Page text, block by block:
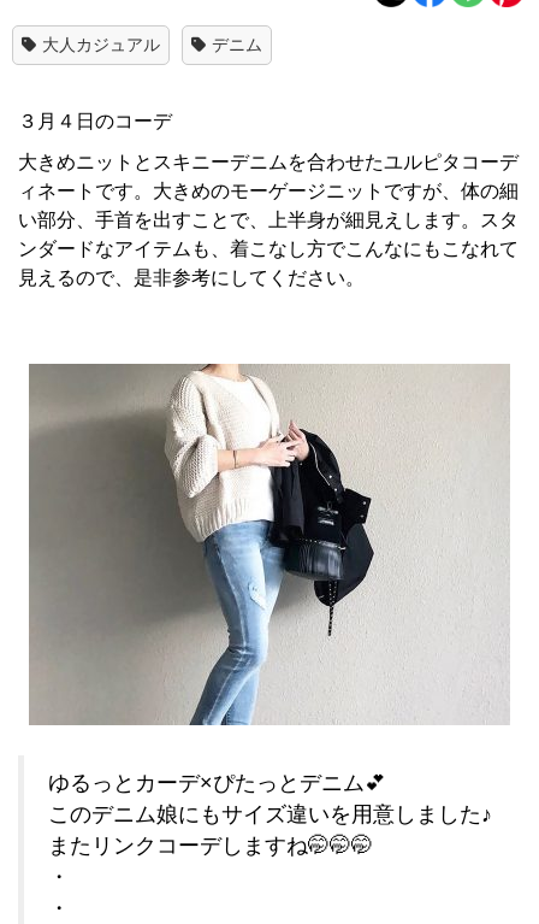
大人カジュアル デニム
３月４日のコーデ
大きめニットとスキニーデニムを合わせたユルピタコーデ
ィネートです。大きめのモーゲージニットですが、体の細
い部分、手首を出すことで、上半身が細見えします。スタ
ンダードなアイテムも、着こなし方でこんなにもこなれて
見えるので、是非参考にしてください。
ゆるっとカーデ×ぴたっとデニム💕
このデニム娘にもサイズ違いを用意しました♪
またリンクコーデしますね🤭🤭🤭
・
・